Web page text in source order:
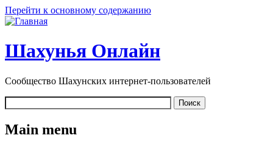
Перейти к основному содержанию
Шахунья Онлайн
Сообщество Шахунских интернет-пользователей
Main menu